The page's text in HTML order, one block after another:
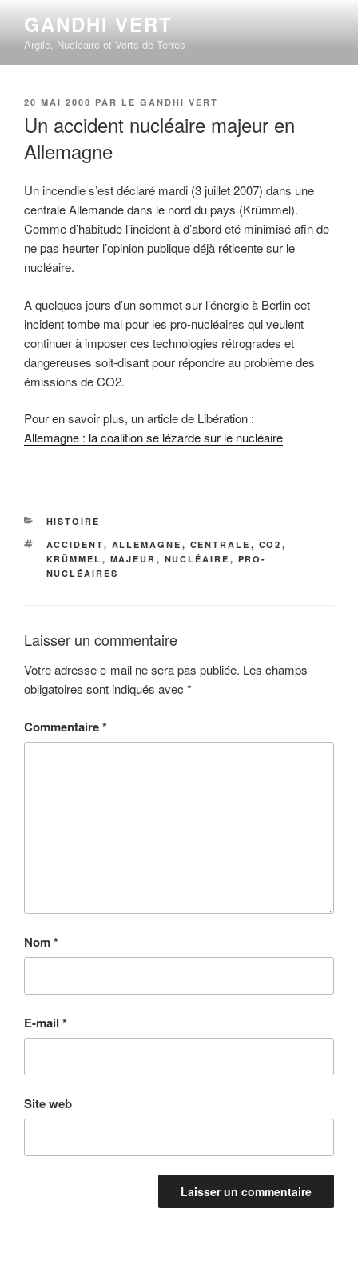
contenu
principal
GANDHI VERT
Argile, Nucléaire et Verts de Terres
PUBLIÉ
20 MAI 2008 PAR LE GANDHI VERT
Un accident nucléaire majeur en
Allemagne
Un incendie s’est déclaré mardi (3 juillet 2007) dans une
centrale Allemande dans le nord du pays (Krümmel).
Comme d’habitude l’incident à d’abord eté minimisé afin de
ne pas heurter l’opinion publique déjà réticente sur le
nucléaire.
A quelques jours d’un sommet sur l’énergie à Berlin cet
incident tombe mal pour les pro-nucléaires qui veulent
continuer à imposer ces technologies rétrogrades et
dangereuses soit-disant pour répondre au problème des
émissions de CO2.
Pour en savoir plus, un article de Libération :
Allemagne : la coalition se lézarde sur le nucléaire
CATÉGORIES
HISTOIRE
ÉTIQUETTES
ACCIDENT, ALLEMAGNE , CENTRALE , CO2 ,
KRÜMMEL , MAJEUR , NUCLÉAIRE , PRO-
NUCLÉAIRES
Laisser un commentaire
Votre adresse e-mail ne sera pas publiée. Les champs
obligatoires sont indiqués avec *
Commentaire*
Nom*
E-mail *
Site web